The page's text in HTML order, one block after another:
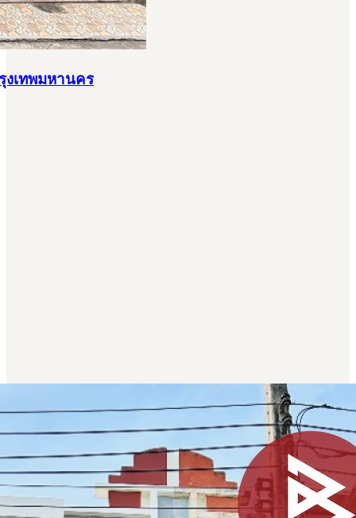
งเทพมหานคร